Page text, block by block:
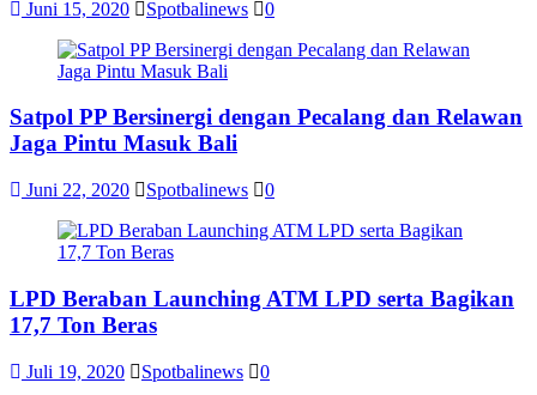
Juni 15, 2020 Spotbalinews 0
Satpol PP Bersinergi dengan Pecalang dan Relawan
Jaga Pintu Masuk Bali
Juni 22, 2020 Spotbalinews 0
LPD Beraban Launching ATM LPD serta Bagikan
17,7 Ton Beras
Juli 19, 2020 Spotbalinews 0